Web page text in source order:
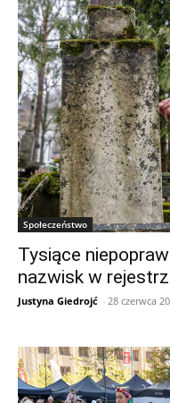
Społeczeństwo
Tysiące
nazwisk w
Justyna Giedrojć - 28 czerwca